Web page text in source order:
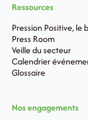
Ressources
Pression Positive, le
Press Room
Veille du secteur
Calendrier
Glossaire
Nos engagements